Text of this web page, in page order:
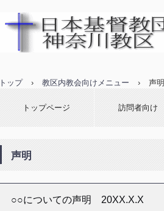
トップ › 教区内教会向けメニュー › 声明
トップページ 訪問者向け
声明
○○についての声明 20XX.X.X